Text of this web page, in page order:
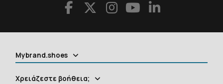
Mybrand.shoes
Χρειάζεστε βοήθεια;